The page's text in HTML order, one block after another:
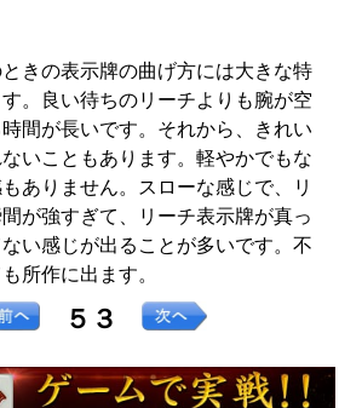
きの表示牌の曲げ方には大きな特
。良い待ちのリーチよりも腕が空
間が長いです。それから、きれい
いこともあります。軽やかでもな
ありません。スローな感じで、リ
が強すぎて、リーチ表示牌が真っ
い感じが出ることが多いです。不
所作に出ます。
５３